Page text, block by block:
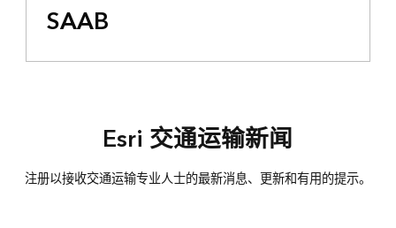
SAAB
Esri 交通运输新闻
注册以接收交通运输专业人士的最新消息、更新和有用的提示。